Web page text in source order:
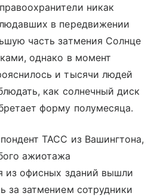
никак
в передвижении
часть затмения Солнце
однако в момент
и тысячи людей
как солнечный диск
форму полумесяца.
ТАСС из Вашингтона,
ажиотажа
из офисных зданий вышли
за затмением сотрудники